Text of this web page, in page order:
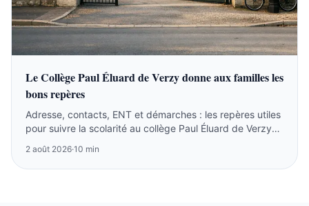
Le Collège Paul Éluard de Verzy donne aux familles les
bons repères
Adresse, contacts, ENT et démarches : les repères utiles
pour suivre la scolarité au collège Paul Éluard de Verzy
2 août 2026·10 min